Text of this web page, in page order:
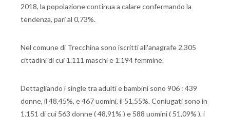
2018, la popolazione continua a calare confermando la
tendenza, pari al 0,73%.
Nel comune di Trecchina sono iscritti all'anagrafe 2.305
cittadini di cui 1.111 maschi e 1.194 femmine.
Dettagliando i single tra adulti e bambini sono 906 : 439
donne, il 48,45%, e 467 uomini, il 51,55%. Coniugati sono in
1.151 di cui 563 donne ( 48,91% ) e 588 uomini ( 51,09% ), i